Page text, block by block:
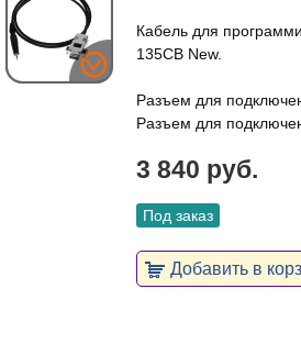
Кабель для
135CB New.
Разъем для
Разъем для
3 840 руб.
Под заказ
Добавить в